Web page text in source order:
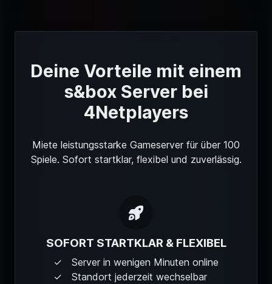
Deine Vorteile mit einem
s&box Server bei
4Netplayers
Miete leistungsstarke Gameserver für über 100
Spiele. Sofort startklar, flexibel und zuverlässig.
SOFORT STARTKLAR & FLEXIBEL
Server in wenigen Minuten online
Standort jederzeit wechselbar